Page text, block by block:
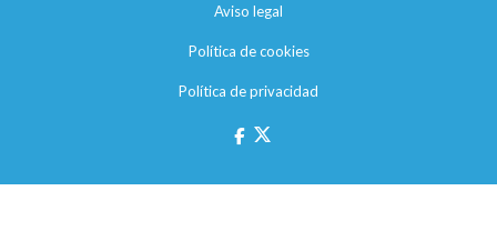
Aviso legal
Política de cookies
Política de privacidad